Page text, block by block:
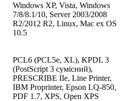
Windows XP, Vista, Windows
7/8/8.1/10, Server 2003/2008
R2/2012 R2, Linux, Mac ex OS
10.5
PCL6 (PCL5e, XL), KPDL 3
(PostScript 3 сумісний),
PRESCRIBE IIe, Line Printer,
IBM Proprinter, Epson LQ-850,
PDF 1.7, XPS, Open XPS